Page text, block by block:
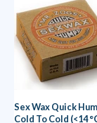
Sex Wax Quick
Cold To Cold (<14